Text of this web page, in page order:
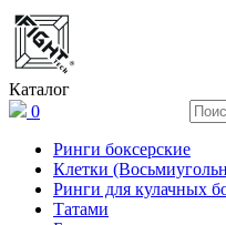
Каталог
0
Ринги боксерские
Клетки
Ринги для кулачных
Татами